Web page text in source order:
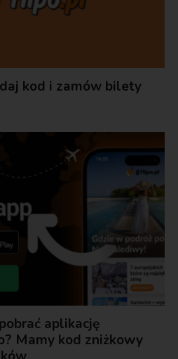
kod i zamów bilety
aplikację
Mamy kod zniżkowy